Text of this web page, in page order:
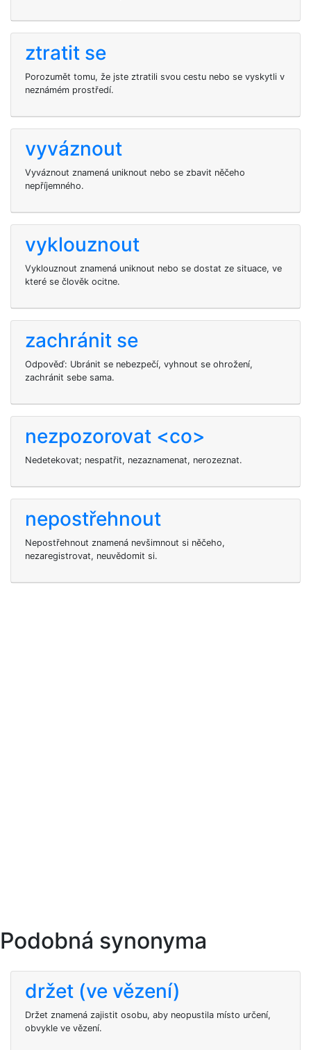
ztratit se
Porozumět tomu, že jste ztratili svou cestu nebo se vyskytli v
neznámém prostředí.
vyváznout
Vyváznout znamená uniknout nebo se zbavit něčeho
nepříjemného.
vyklouznout
Vyklouznout znamená uniknout nebo se dostat ze situace, ve
které se člověk ocitne.
zachránit se
Odpověď: Ubránit se nebezpečí, vyhnout se ohrožení,
zachránit sebe sama.
nezpozorovat <co>
Nedetekovat; nespatřit, nezaznamenat, nerozeznat.
nepostřehnout
Nepostřehnout znamená nevšimnout si něčeho,
nezaregistrovat, neuvědomit si.
Podobná synonyma
držet (ve vězení)
Držet znamená zajistit osobu, aby neopustila místo určení,
obvykle ve vězení.